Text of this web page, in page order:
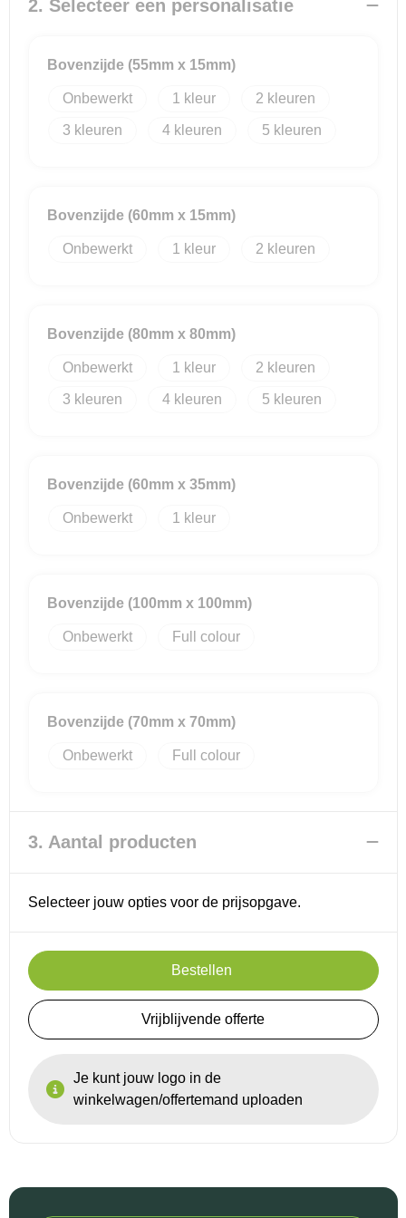
2. Selecteer een personalisatie
Bovenzijde (55mm x 15mm)
Onbewerkt 1 2
3 4 5
Bovenzijde (60mm x 15mm)
Onbewerkt 1 2
Bovenzijde (80mm x 80mm)
Onbewerkt 1 2
3 4 5
Bovenzijde (60mm x 35mm)
Onbewerkt 1
Bovenzijde (100mm x 100mm)
Onbewerkt Full colour
Bovenzijde (70mm x 70mm)
Onbewerkt Full colour
3. Aantal producten
Selecteer jouw opties voor de prijsopgave.
Bestellen
Vrijblijvende offerte
Je kunt jouw logo in de
winkelwagen/offertemand uploaden